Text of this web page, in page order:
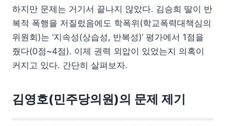
하지만 문제는 거기서 끝나지 않았다. 김승희 딸이 반
복적 폭행을 저질렀음에도 학폭위(학교폭력대책심의
위원회)는 ‘지속성(상습성, 반복성)’ 평가에서 1점을
줬다(0점~4점). 이제 권력 외압이 있었는지 의혹이
커지고 있다. 간단히 살펴보자.
김영호(민주당의원)의 문제 제기